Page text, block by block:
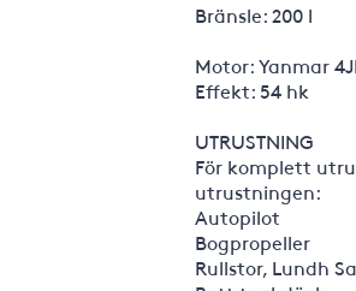
Bränsle: 200 l
Motor: Yanmar
Effekt: 54 hk
UTRUSTNING
För komplett
utrustningen:
Autopilot
Bogpropeller
Rullstor, Lundh